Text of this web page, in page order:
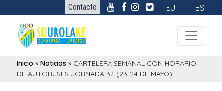
Contacto EU ES
Inicio »Noticias » CARTELERA SEMANAL CON HORARIO
DE AUTOBUSES JORNADA 32-(23-24 DE MAYO)